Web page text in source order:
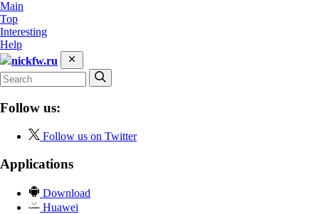
Main
Top
Interesting
Help
nickfw.ru
Follow us:
Follow us on Twitter
Applications
Download
Huawei